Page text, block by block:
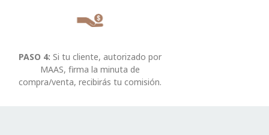
PASO 4: Si tu cliente, autorizado por
MAAS, firma la minuta de
compra/venta, recibirás tu comisión.